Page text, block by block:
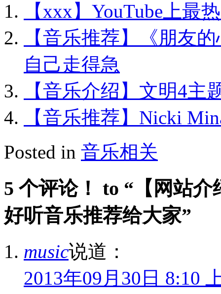
【xxx】YouTube上最
【音乐推荐】《朋友
自己走得急
【音乐介绍】文明4主
【音乐推荐】Nicki
Posted in 音乐相关
5 个评论！ to “【网站
好听音乐推荐给大家”
music说道：
2013年09月30日 8:10